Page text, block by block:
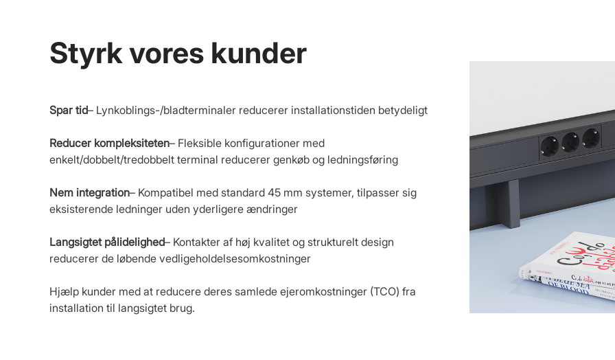
Styrk vores kunder
Spar tid– Lynkoblings-/bladterminaler reducerer installationstiden betydeligt
Reducer kompleksiteten– Fleksible konfigurationer med
enkelt/dobbelt/tredobbelt terminal reducerer genkøb og ledningsføring
Nem integration– Kompatibel med standard 45 mm systemer, tilpasser sig
eksisterende ledninger uden yderligere ændringer
Langsigtet pålidelighed– Kontakter af høj kvalitet og strukturelt design
reducerer de løbende vedligeholdelsesomkostninger
Hjælp kunder med at reducere deres samlede ejeromkostninger (TCO) fra
installation til langsigtet brug.